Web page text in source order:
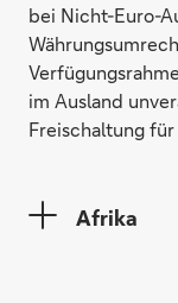
bei Nicht-Euro-
im Ausland
Freischaltung
Afrika